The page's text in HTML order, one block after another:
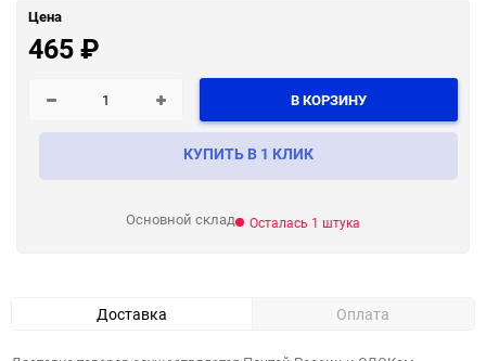
Цена
465₽
В КОРЗИНУ
КУПИТЬ В 1 КЛИК
Основной склад Осталась 1 штука
Доставка Оплата